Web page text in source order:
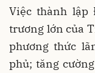
Việc thành lập
trương lớn của
phương thức
phủ; tăng